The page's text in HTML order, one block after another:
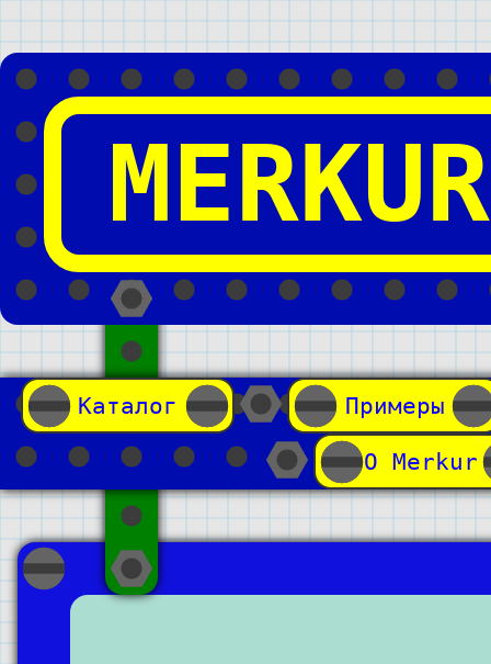
Каталог Примеры
О Merkur